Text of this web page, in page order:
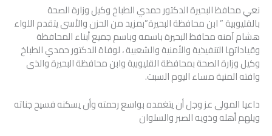
نعي محافظ البحيرة الدكتور حمدي الطباخ وكيل وزارة الصحة
بالقليوبية ” ابن محافظة البحيرة”بمزيد من الحزن والأسى يتقدم اللواء
هشام آمنه محافظ البحيرة باسمه وباسم جميع أبناء المحافظة
وقياداتها التنفيذية والأمنية والشعبية ، لوفاة الدكتور حمدي الطباخ
وكيل وزارة الصحة بمحافظة القليوبية وابن محافظة البحيرة والذى
وافته المنية مساء اليوم السبت.
داعيا المولى عز وجل أن يتغمده بواسع رحمته وأن يسكنه فسيح جناته
ويلهم أهله وذويه الصبر والسلوان